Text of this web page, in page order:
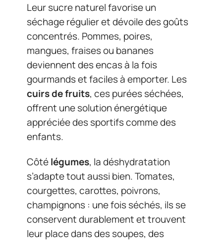
Leur sucre naturel favorise un
séchage régulier et dévoile des goûts
concentrés. Pommes, poires,
mangues, fraises ou bananes
deviennent des encas à la fois
gourmands et faciles à emporter. Les
cuirs de fruits, ces purées séchées,
offrent une solution énergétique
appréciée des sportifs comme des
enfants.
Côtélégumes, la déshydratation
s’adapte tout aussi bien. Tomates,
courgettes, carottes, poivrons,
champignons : une fois séchés, ils se
conservent durablement et trouvent
leur place dans des soupes, des